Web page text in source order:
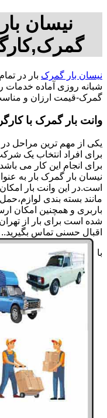
نیسان
نیسان بار گمرک بار در
شبانه روزی آماده خدمات
گمرک-قیمت ارزان و
وانت بار گمرک با
یکی از مهم ترین مراحل
برای افراد انتخاب یک
برای انجام این کار می
نیسان بار گمرک بار به
است.در این وانت بار
مانند بسته بندی
باربری و همچنین امکان
اقبال حسنی تماس بگیرید..
با